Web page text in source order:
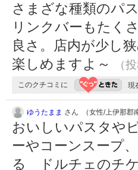
さまざな種類のパ
リンクバーもたく
良さ。店内が少し
楽しめますよ～
（
このクチコミに 現
ゆうたまま さん （女性/上伊那郡
おいしいパスタや
ーやコーンスープ
る ドルチェのチ